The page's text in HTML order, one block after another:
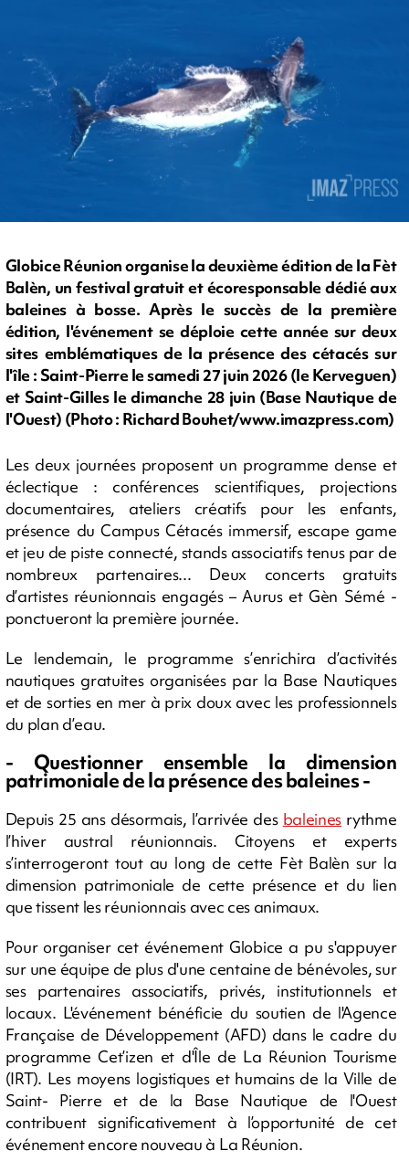
Globice Réunion organise la deuxième édition de la Fèt
Balèn, un festival gratuit et écoresponsable dédié aux
baleines à bosse. Après le succès de la première
édition, l'événement se déploie cette année sur deux
sites emblématiques de la présence des cétacés sur
l'île : Saint-Pierre le samedi 27 juin 2026 (le Kerveguen)
et Saint-Gilles le dimanche 28 juin (Base Nautique de
l'Ouest) (Photo : Richard Bouhet/www.imazpress.com)
Les deux journées proposent un programme dense et
éclectique : conférences scientifiques, projections
documentaires, ateliers créatifs pour les enfants,
présence du Campus Cétacés immersif, escape game
et jeu de piste connecté, stands associatifs tenus par de
nombreux partenaires... Deux concerts gratuits
d’artistes réunionnais engagés – Aurus et Gèn Sémé -
ponctueront la première journée.
Le lendemain, le programme s’enrichira d’activités
nautiques gratuites organisées par la Base Nautiques
et de sorties en mer à prix doux avec les professionnels
du plan d’eau.
- Questionner ensemble la dimension
patrimoniale de la présence des baleines -
Depuis 25 ans désormais, l’arrivée des baleines rythme
l’hiver austral réunionnais. Citoyens et experts
s’interrogeront tout au long de cette Fèt Balèn sur la
dimension patrimoniale de cette présence et du lien
que tissent les réunionnais avec ces animaux.
Pour organiser cet événement Globice a pu s'appuyer
sur une équipe de plus d'une centaine de bénévoles, sur
ses partenaires associatifs, privés, institutionnels et
locaux. L'événement bénéficie du soutien de l'Agence
Française de Développement (AFD) dans le cadre du
programme Cet’izen et d'Île de La Réunion Tourisme
(IRT). Les moyens logistiques et humains de la Ville de
Saint- Pierre et de la Base Nautique de l'Ouest
contribuent significativement à l’opportunité de cet
événement encore nouveau à La Réunion.